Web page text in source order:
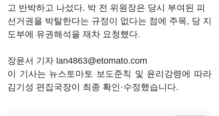
고 반박하고 나섰다. 박 전 위원장은 당시 부여된 피
선거권을 박탈한다는 규정이 없다는 점에 주목, 당 지
도부에 유권해석을 재차 요청했다.
장윤서 기자 lan4863@etomato.com
이 기사는 뉴스토마토 보도준칙 및 윤리강령에 따라
김기성 편집국장이 최종 확인·수정했습니다.